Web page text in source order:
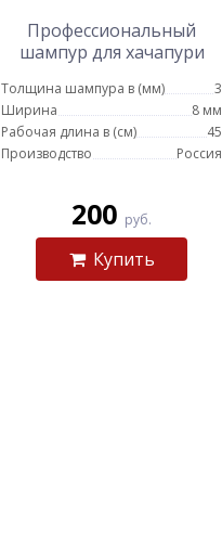
Профессиональный
шампур для хачапури
Толщина шампура в (мм)
3
Ширина
8 мм
Рабочая длина в (см)
45
Производство
Россия
200 руб.
Купить